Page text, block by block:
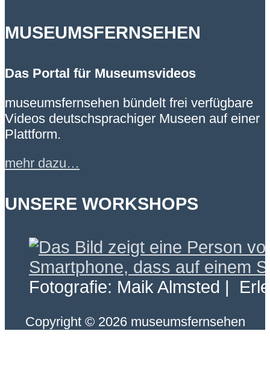
MUSEUMSFERNSEHEN
Das Portal für Museumsvideos
museumsfernsehen bündelt frei verfügbare
Videos deutschsprachiger Museen auf einer
Plattform.
mehr dazu…
UNSERE WORKSHOPS
Fotografie: Maik Almsted |
Copyright © 2026 museumsfernsehen